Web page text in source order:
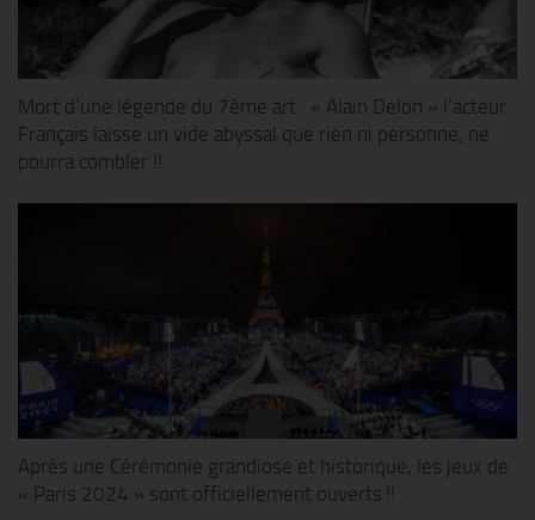
Mort d’une légende du 7ème art : « Alain Delon » l’acteur
Français laisse un vide abyssal que rien ni personne, ne
pourra combler !!
Après une Cérémonie grandiose et historique, les jeux de
« Paris 2024 » sont officiellement ouverts !!